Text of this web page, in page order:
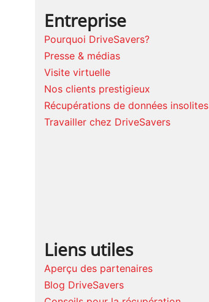
Entreprise
Pourquoi DriveSavers?
Presse & médias
Visite virtuelle
Nos clients prestigieux
Récupérations de données insolites
Travailler chez DriveSavers
Liens utiles
Aperçu des partenaires
Blog DriveSavers